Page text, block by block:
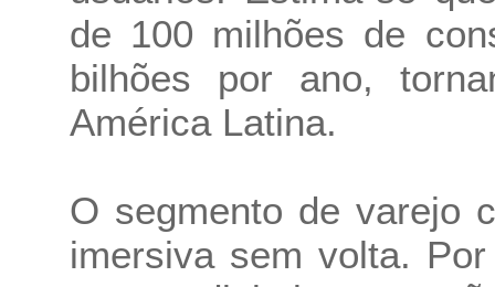
de 100 milhões de
bilhões por ano,
América Latina.
O segmento de varejo
imersiva sem volta.